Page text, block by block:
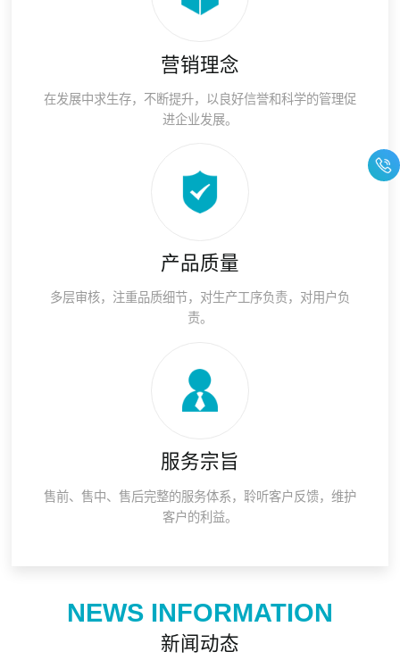
营销理念
在发展中求生存，不断提升，以良好信誉和科学的管理促
进企业发展。
产品质量
多层审核，注重品质细节，对生产工序负责，对用户负
责。
服务宗旨
售前、售中、售后完整的服务体系，聆听客户反馈，维护
客户的利益。
NEWS INFORMATION
新闻动态